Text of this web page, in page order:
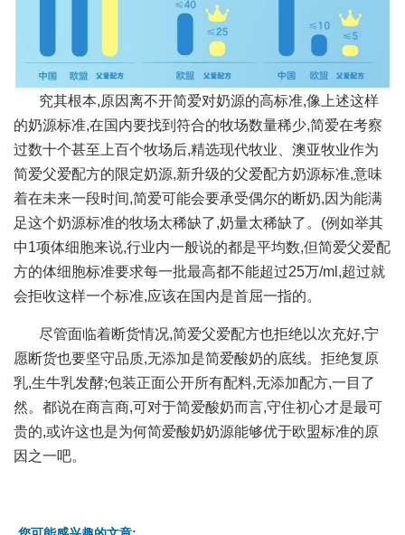
究其根本,原因离不开简爱对奶源的高标准,像上述这样
的奶源标准,在国内要找到符合的牧场数量稀少,简爱在考察
过数十个甚至上百个牧场后,精选现代牧业、澳亚牧业作为
简爱父爱配方的限定奶源,新升级的父爱配方奶源标准,意味
着在未来一段时间,简爱可能会要承受偶尔的断奶,因为能满
足这个奶源标准的牧场太稀缺了,奶量太稀缺了。(例如举其
中1项体细胞来说,行业内一般说的都是平均数,但简爱父爱配
方的体细胞标准要求每一批最高都不能超过25万/ml,超过就
会拒收这样一个标准,应该在国内是首屈一指的。
尽管面临着断货情况,简爱父爱配方也拒绝以次充好,宁
愿断货也要坚守品质,无添加是简爱酸奶的底线。拒绝复原
乳,生牛乳发酵;包装正面公开所有配料,无添加配方,一目了
然。都说在商言商,可对于简爱酸奶而言,守住初心才是最可
贵的,或许这也是为何简爱酸奶奶源能够优于欧盟标准的原
因之一吧。